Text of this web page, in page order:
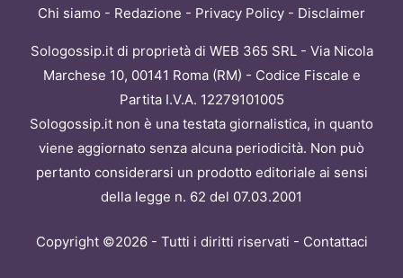
Chi siamo - Redazione - Privacy Policy - Disclaimer
Sologossip.it di proprietà di WEB 365 SRL - Via Nicola
Marchese 10, 00141 Roma (RM) - Codice Fiscale e
Partita I.V.A. 12279101005
Sologossip.it non è una testata giornalistica, in quanto
viene aggiornato senza alcuna periodicità. Non può
pertanto considerarsi un prodotto editoriale ai sensi
della legge n. 62 del 07.03.2001
Copyright ©2026 - Tutti i diritti riservati - Contattaci